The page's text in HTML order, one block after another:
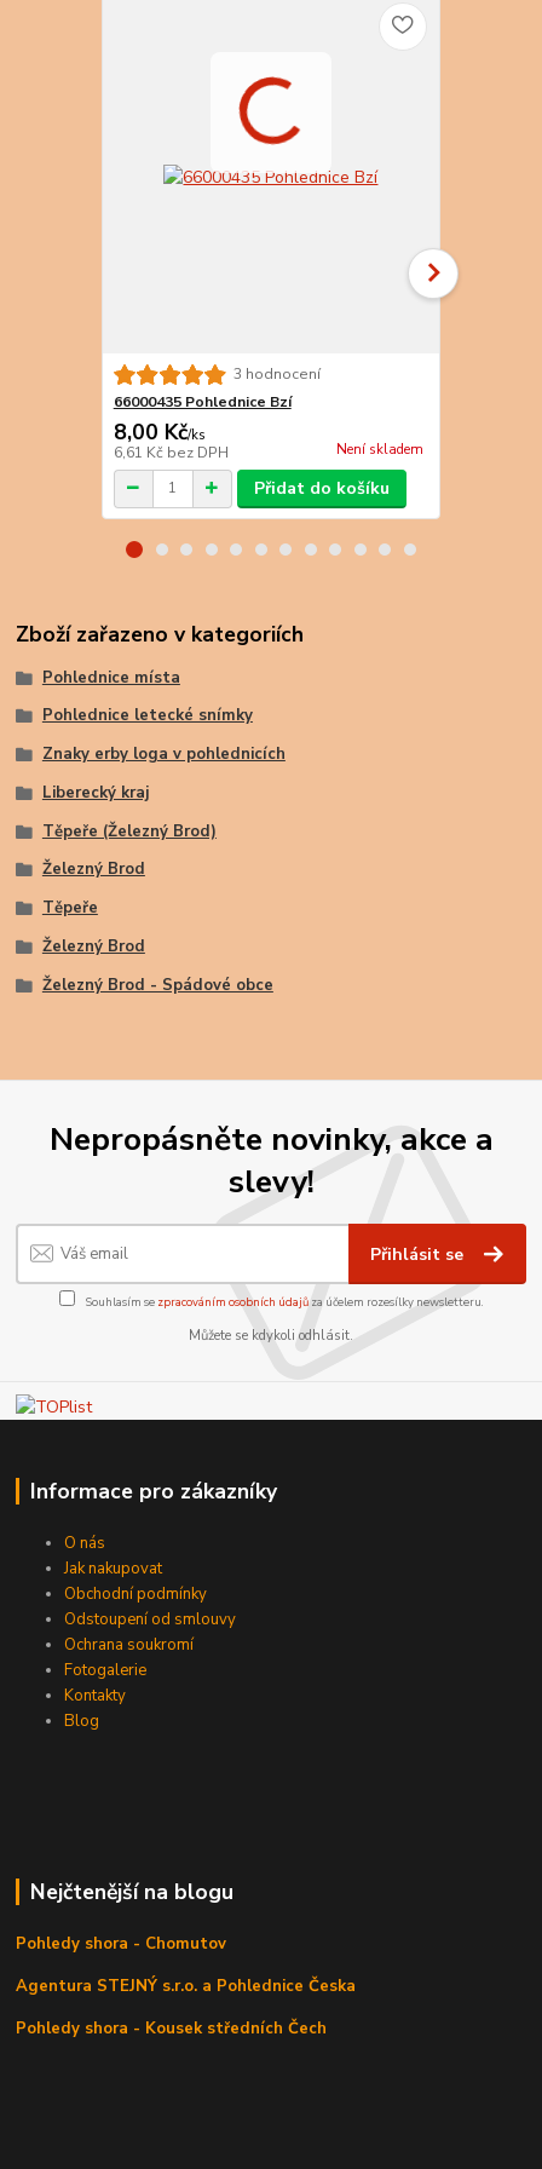
3 hodnocení
66000435 Pohlednice Bzí
8,00 Kč/ks
6,61 Kč bez DPH Není skladem
Přidat do košíku
Zboží zařazeno v kategoriích
Pohlednice místa
Pohlednice letecké snímky
Znaky erby loga v pohlednicích
Liberecký kraj
Těpeře (Železný Brod)
Železný Brod
Těpeře
Železný Brod
Železný Brod - Spádové obce
Nepropásněte novinky, akce a
slevy!
Přihlásit se
Souhlasím se zpracováním osobních údajůza účelem rozesílky newsletteru.
Můžete se kdykoli odhlásit.
Informace pro zákazníky
O nás
Jak nakupovat
Obchodní podmínky
Odstoupení od smlouvy
Ochrana soukromí
Fotogalerie
Kontakty
Blog
Nejčtenější na blogu
Pohledy shora - Chomutov
Agentura STEJNÝ s.r.o. a Pohlednice Česka
Pohledy shora - Kousek středních Čech